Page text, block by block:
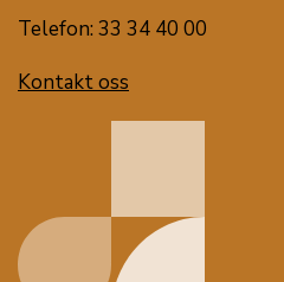
Telefon: 33 34 40 00
Kontakt oss